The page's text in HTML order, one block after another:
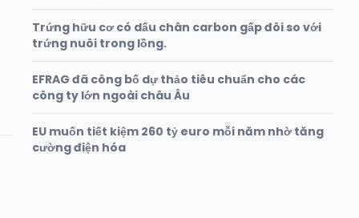
Trứng hữu cơ có dấu chân carbon gấp đôi so với
trứng nuôi trong lồng.
EFRAG đã công bố dự thảo tiêu chuẩn cho các
công ty lớn ngoài châu Âu
EU muốn tiết kiệm 260 tỷ euro mỗi năm nhờ tăng
cường điện hóa